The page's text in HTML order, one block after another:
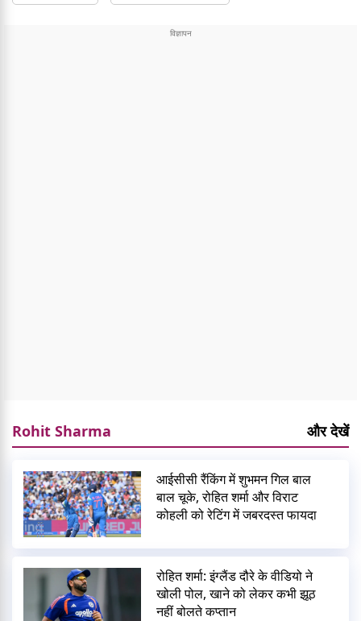
Rohit Sharma और देखें
आईसीसी रैंकिंग में शुभमन गिल बाल
बाल चूके, रोहित शर्मा और विराट
कोहली को रेटिंग में जबरदस्त फायदा
रोहित शर्मा: इंग्लैंड दौरे के वीडियो ने
खोली पोल, खाने को लेकर कभी झूठ
नहीं बोलते कप्तान